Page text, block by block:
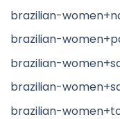
brazilian-
brazilian-
brazilian-
brazilian-
brazilian-